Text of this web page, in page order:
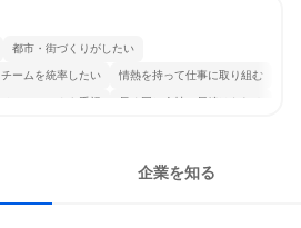
都市・街づくりがしたい
チームを統率したい 情熱を持って仕事に取り組む
チームワークを重視 長く同じ会社に居続けられる
企業を知る